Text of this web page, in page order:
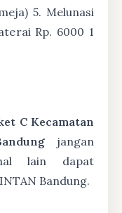
5. Melunasi
Rp. 6000 1
C Kecamatan
jangan
lain dapat
Bandung.